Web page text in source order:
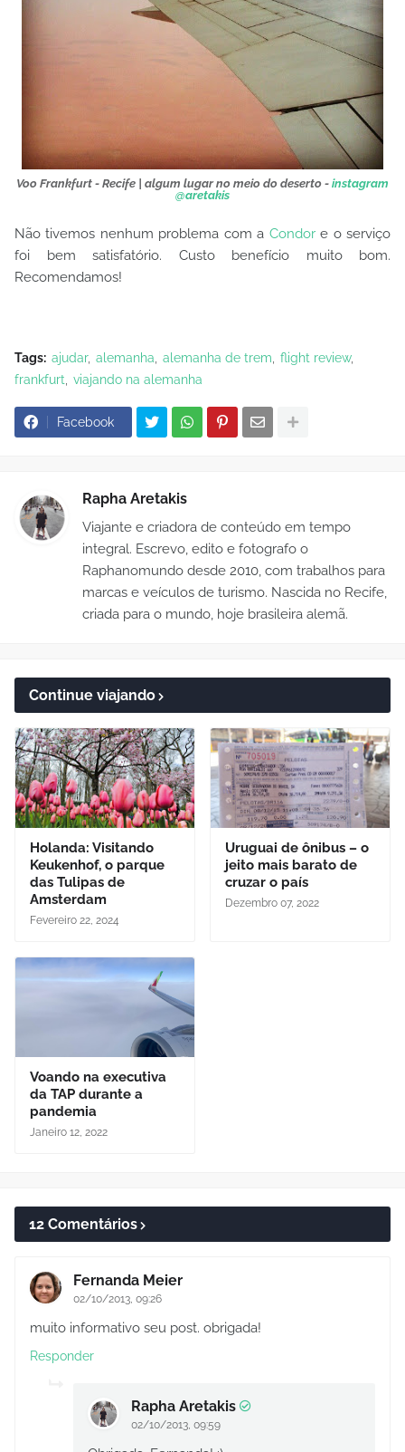
Voo Frankfurt - Recife | algum lugar no meio do deserto - instagram
@aretakis
Não tivemos nenhum problema com a Condore o serviço
foi bem satisfatório. Custo benefício muito bom.
Recomendamos!
Tags: ajudar alemanha alemanha de trem
flight review
frankfurt viajando na alemanha
Facebook
Rapha Aretakis
Viajante e criadora de conteúdo em tempo
integral. Escrevo, edito e fotografo o
Raphanomundo desde 2010, com trabalhos para
marcas e veículos de turismo. Nascida no Recife,
criada para o mundo, hoje brasileira alemã.
Continue viajando
Holanda: Visitando
Keukenhof, o parque
das Tulipas de
Amsterdam
Fevereiro 22, 2024
Uruguai de ônibus – o
jeito mais barato de
cruzar o país
Dezembro 07, 2022
Voando na executiva
da TAP durante a
pandemia
Janeiro 12, 2022
12 Comentários
Fernanda Meier
02/10/2013, 09:26
muito informativo seu post. obrigada!
Responder
Rapha Aretakis
02/10/2013, 09:59